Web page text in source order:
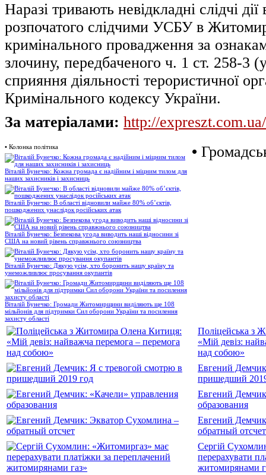
Наразі тривають невідкладні слідчі дії
розпочатого слідчими УСБУ в
кримінального провадження за
злочину, передбаченого ч. 1 ст. 258-3
сприяння діяльності терористичної
Кримінального кодексу України.
За матеріалами: http://expreszt.com.ua/
• Колонка політика
Віталій Бунечко: Кожна громада є надійним і міцним тилом для
наших захисників і захисниць
Віталій Бунечко: В області відновили майже 80% об’єктів,
пошкоджених унаслідок російських атак
Віталій Бунечко: Безпекова угода виводить наші відносини зі
США на новий рівень справжнього союзництва
Віталій Бунечко: Дякую усім, хто боронить нашу країну та
унеможливлює просування окупантів
Віталій Бунечко: Громади Житомирщини виділяють ще 108
мільйонів для підтримки Сил оборони України та посилення
захисту області
•
Поліцейська з
«Мій девіз:
над собою»
Евгений
пришедший
Евгений
образования
Евгений
обратный отсчет
Сергій
перерахувати
житомирянами